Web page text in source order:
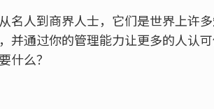
名人到商界人士，它们是世界上许
并通过你的管理能力让更多的人认
什么？